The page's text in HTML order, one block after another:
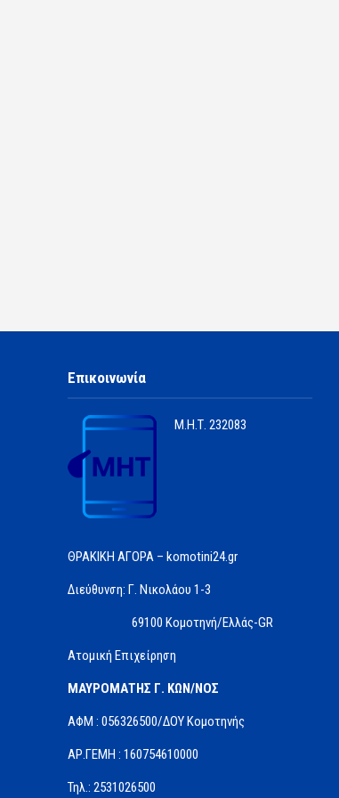
Επικοινωνία
Μ.Η.Τ. 232083
ΘΡΑΚΙΚΗ ΑΓΟΡΑ – komotini24.gr
Διεύθυνση: Γ. Νικολάου 1-3
69100 Κομοτηνή/Ελλάς-GR
Ατομική Επιχείρηση
ΜΑΥΡΟΜΑΤΗΣ Γ. ΚΩΝ/ΝΟΣ
ΑΦΜ : 056326500/ΔOΥ Κομοτηνής
ΑΡ.ΓΕΜΗ : 160754610000
Τηλ.: 2531026500